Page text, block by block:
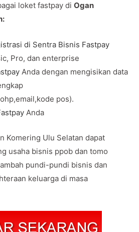
loket fastpay di Ogan
di Sentra Bisnis Fastpay
Pro, dan enterprise
Anda dengan mengisikan data
pos).
Anda
Komering Ulu Selatan dapat
usaha bisnis ppob dan tomo
pundi-pundi bisnis dan
keluarga di masa